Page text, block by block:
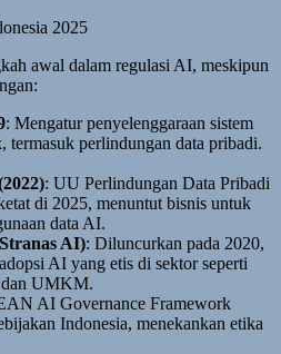
2025
awal dalam regulasi AI, meskipun
: Mengatur penyelenggaraan sistem
termasuk perlindungan data pribadi.
: UU Perlindungan Data Pribadi
di 2025, menuntut bisnis untuk
data AI.
AI): Diluncurkan pada 2020,
AI yang etis di sektor seperti
dan UMKM.
AI Governance Framework
Indonesia, menekankan etika